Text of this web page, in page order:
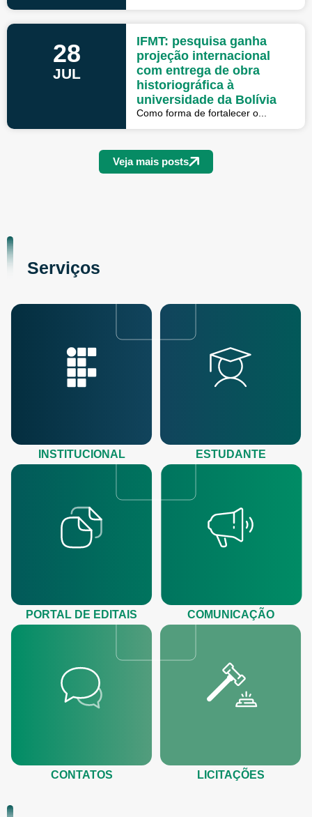
28
JUL
IFMT: pesquisa ganha
projeção internacional
com entrega de obra
historiográfica à
universidade da Bolívia
Como forma de fortalecer o...
Veja mais posts
Serviços
INSTITUCIONAL ESTUDANTE
PORTAL DE EDITAIS COMUNICAÇÃO
CONTATOS LICITAÇÕES